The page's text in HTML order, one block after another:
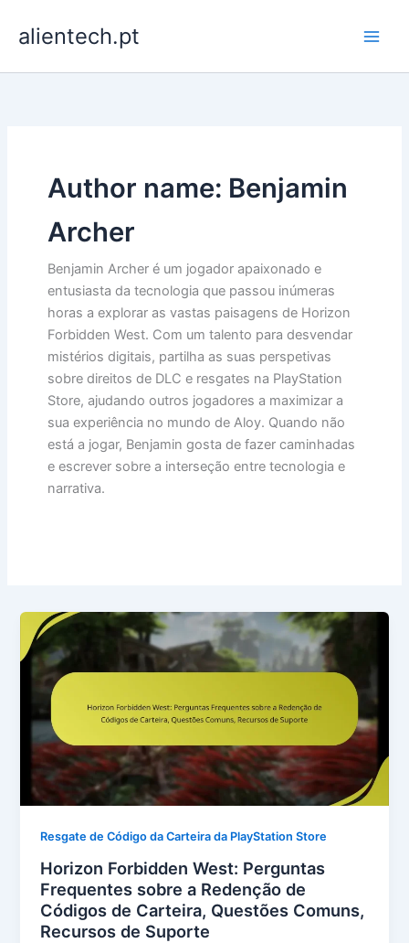
alientech.pt
Author name: Benjamin
Archer
Benjamin Archer é um jogador apaixonado e
entusiasta da tecnologia que passou inúmeras
horas a explorar as vastas paisagens de Horizon
Forbidden West. Com um talento para desvendar
mistérios digitais, partilha as suas perspetivas
sobre direitos de DLC e resgates na PlayStation
Store, ajudando outros jogadores a maximizar a
sua experiência no mundo de Aloy. Quando não
está a jogar, Benjamin gosta de fazer caminhadas
e escrever sobre a interseção entre tecnologia e
narrativa.
Resgate de Código da Carteira da PlayStation Store
Horizon Forbidden West: Perguntas
Frequentes sobre a Redenção de
Códigos de Carteira, Questões Comuns,
Recursos de Suporte